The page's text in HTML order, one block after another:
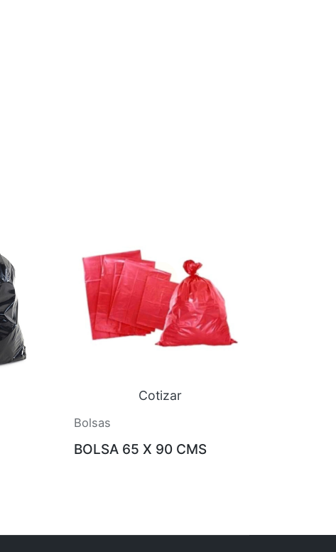
Cotizar
Bolsas
BOLSA 65 X 90 CMS